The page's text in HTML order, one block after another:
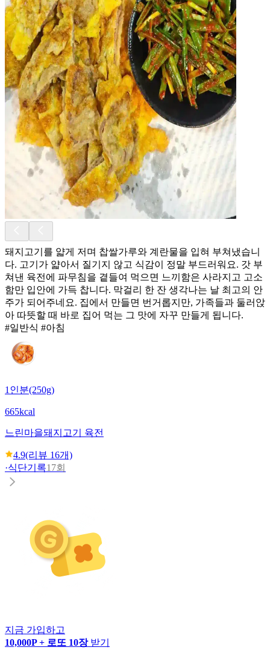
돼지고기를 얇게 저며 찹쌀가루와 계란물을 입혀 부쳐냈습니
다. 고기가 얇아서 질기지 않고 식감이 정말 부드러워요. 갓 부
쳐낸 육전에 파무침을 곁들여 먹으면 느끼함은 사라지고 고소
함만 입안에 가득 찹니다. 막걸리 한 잔 생각나는 날 최고의 안
주가 되어주네요. 집에서 만들면 번거롭지만, 가족들과 둘러앉
아 따뜻할 때 바로 집어 먹는 그 맛에 자꾸 만들게 됩니다.
#일반식 #아침
1인분(250g)
665kcal
느린마을돼지고기 육전
4.9(리뷰 16개)
·식단기록17회
지금 가입하고
10,000P + 로또 10장 받기